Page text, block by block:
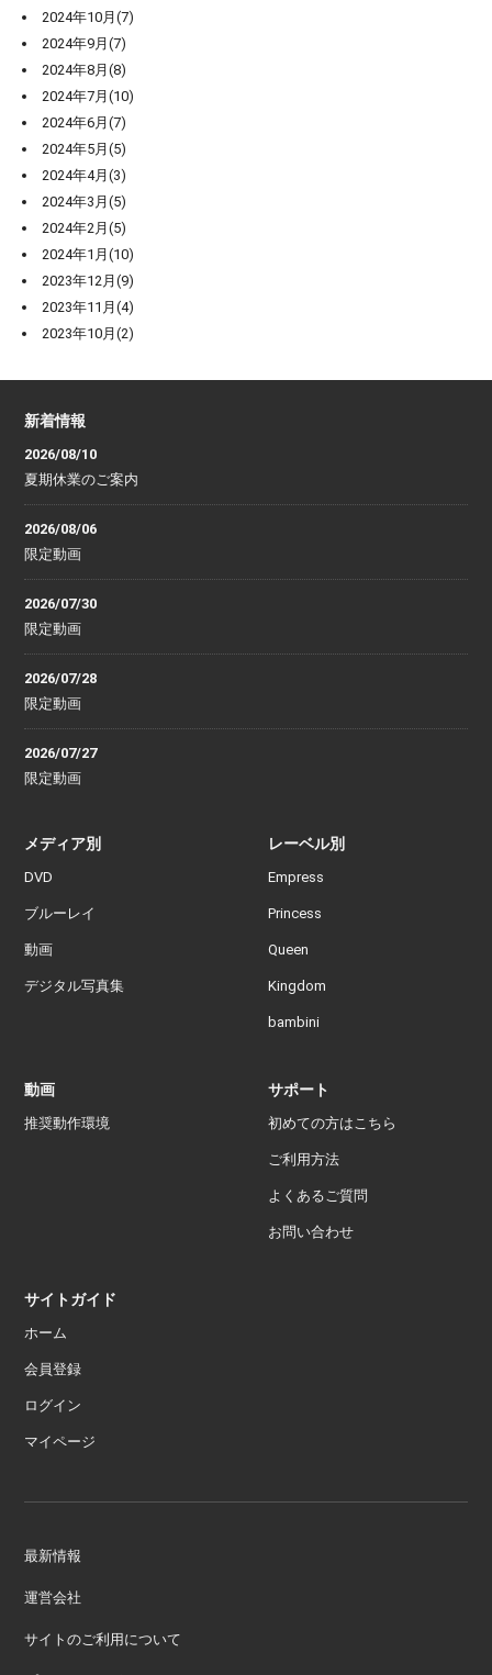
2024年10月(7)
2024年9月(7)
2024年8月(8)
2024年7月(10)
2024年6月(7)
2024年5月(5)
2024年4月(3)
2024年3月(5)
2024年2月(5)
2024年1月(10)
2023年12月(9)
2023年11月(4)
2023年10月(2)
新着情報
2026/08/10
夏期休業のご案内
2026/08/06
限定動画
2026/07/30
限定動画
2026/07/28
限定動画
2026/07/27
限定動画
メディア別
DVD
ブルーレイ
動画
デジタル写真集
レーベル別
Empress
Princess
Queen
Kingdom
bambini
動画
推奨動作環境
サポート
初めての方はこちら
ご利用方法
よくあるご質問
お問い合わせ
サイトガイド
ホーム
会員登録
ログイン
マイページ
最新情報
運営会社
サイトのご利用について